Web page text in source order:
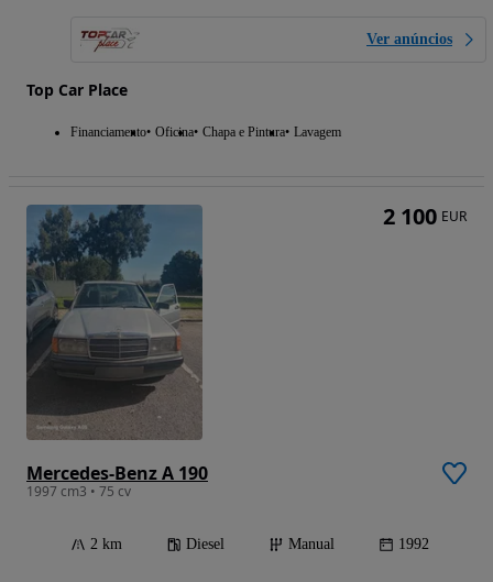
Ver anúncios
Top Car Place
Financiamento Oficina Chapa e Pintura Lavagem
Mercedes-Benz A 190
1997 cm3 • 75 cv
2 km Diesel Manual 1992
2 100 EUR